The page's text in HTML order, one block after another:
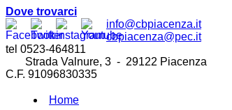
Dove trovarci
info@cbpiacenza.it
cbpiacenza@pec.it
tel 0523-464811
Strada Valnure, 3 - 29122 Piacenza
C.F. 91096830335
Home